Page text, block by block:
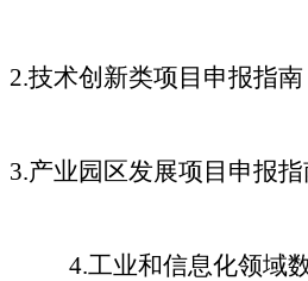
2.技术创新类项目申报指南
3.产业园区发展项目申报指
4.工业和信息化领域数